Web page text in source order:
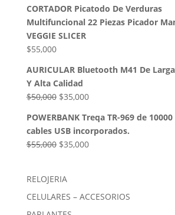
original
era:
$85,000.
actual
es:
CORTADOR Picatodo De Verduras
Multifuncional 22 Piezas Picador
VEGGIE SLICER
$55,000
AURICULAR Bluetooth M41 De
Y Alta Calidad
$50,000 El
original
era:
$50,000.
$35,000El
actual
es:
$35,000.
POWERBANK Treqa TR-969 de
cables USB incorporados.
$55,000 El
era:
$55,000.
$35,000El
$35,000.
RELOJERIA
CELULARES – ACCESORIOS